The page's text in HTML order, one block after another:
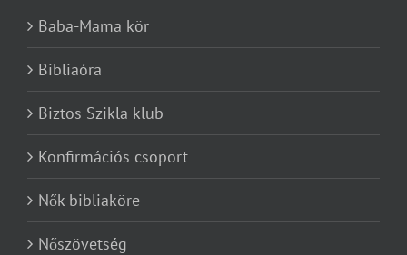
Baba-Mama kör
Bibliaóra
Biztos Szikla klub
Konfirmációs csoport
Nők bibliaköre
Nőszövetség